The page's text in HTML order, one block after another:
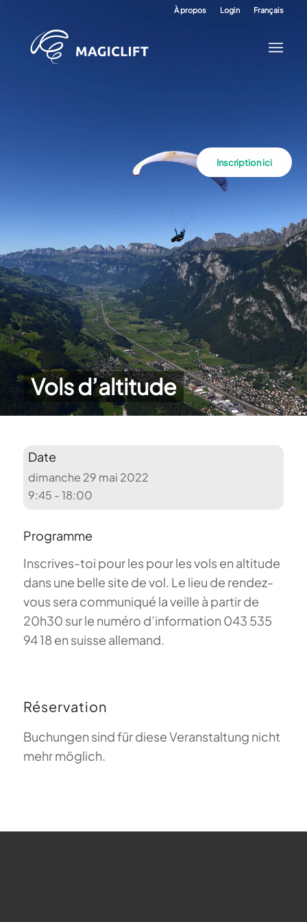
À propos Login Français
Vols d’altitude
Inscription ici
Date
dimanche 29 mai 2022
9:45 - 18:00
Programme
Inscrives-toi pour les pour les vols en altitude
dans une belle site de vol. Le lieu de rendez-
vous sera communiqué la veille à partir de
20h30 sur le numéro d’information 043 535
94 18 en suisse allemand.
Réservation
Buchungen sind für diese Veranstaltung nicht
mehr möglich.